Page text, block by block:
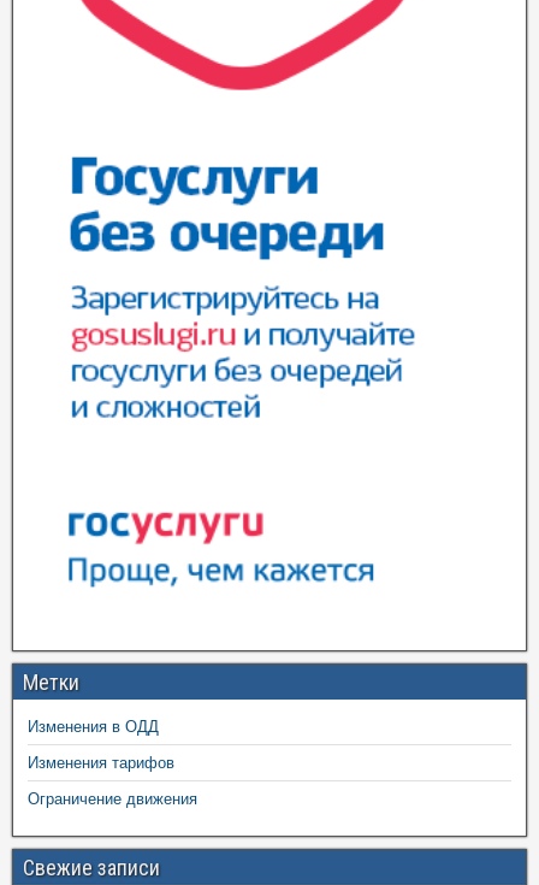
Метки
Изменения в ОДД
Изменения тарифов
Ограничение движения
Свежие записи